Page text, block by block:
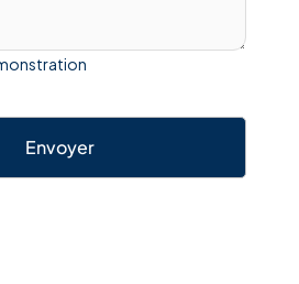
Envoyer